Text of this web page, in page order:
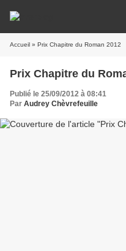
Accueil » Prix Chapitre du Roman 2012
Prix Chapitre du
Publié le 25/09/2012 à 08:41
Par Audrey Chèvrefeuille